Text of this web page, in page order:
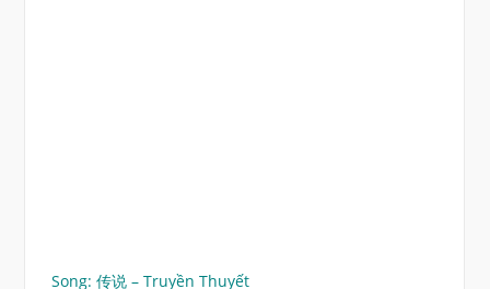
Song: 传说 – Truyền Thuyết